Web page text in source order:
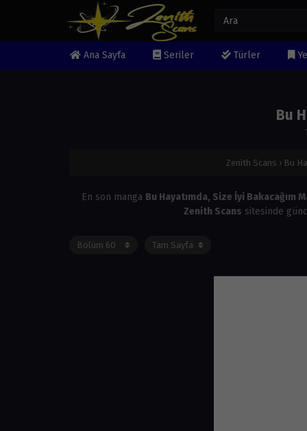
Ana Sayfa Seriler Türler
Bu
Zenith Scans › Bu
En son manga Bu Hayatımda, Size İyi Bakacağım
Zenith Scans sitesinde